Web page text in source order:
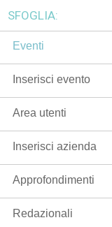
SFOGLIA:
Eventi
Inserisci evento
Area utenti
Inserisci azienda
Approfondimenti
Redazionali